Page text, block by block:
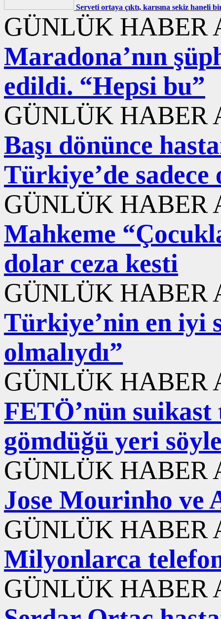
Serveti ortaya çıktı, karısına sekiz haneli
GÜNLÜK HABER
Maradona’nın
edildi. “Hepsi bu”
GÜNLÜK HABER
Başı dönünce
Türkiye’de sadece
GÜNLÜK HABER
Mahkeme
dolar ceza kesti
GÜNLÜK HABER
Türkiye’nin en iyi
olmalıydı”
GÜNLÜK HABER
FETÖ’nün
gömdüğü yeri
GÜNLÜK HABER
Jose Mourinho ve
GÜNLÜK HABER
Milyonlarca
GÜNLÜK HABER